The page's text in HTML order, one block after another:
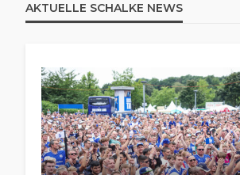
AKTUELLE SCHALKE NEWS